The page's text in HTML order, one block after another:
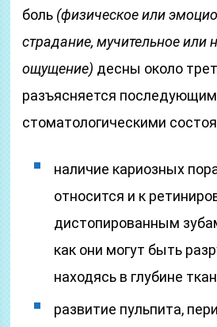
боль (физическое или
страдание, мучительное или
ощущение) десны около
разъясняется
стоматологическими
наличие кариозных
относится и к
дистопированным
как они могут быть
находясь в глубине
развитие пульпита,